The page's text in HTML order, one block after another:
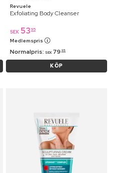
Revuele
Exfoliating Body Cleanser
SEK 53 95
Medlemspris
Normalpris: SEK 79 95
KÖP